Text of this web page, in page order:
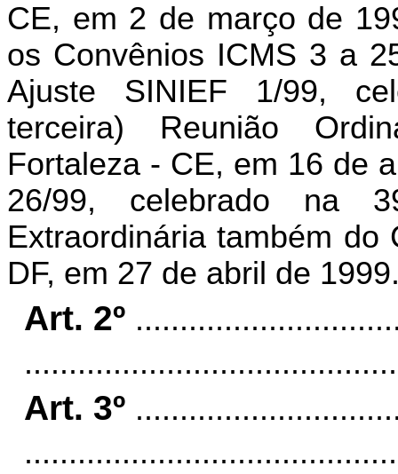
CE, em 2 de março de
os Convênios ICMS 3 a
Ajuste SINIEF 1/99,
terceira) Reunião
Fortaleza - CE, em 16 de
26/99, celebrado na
Extraordinária também
DF, em 27 de abril de
Art. 2º
Art. 3º